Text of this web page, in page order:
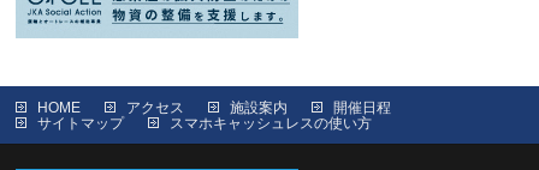
HOME アクセス 施設案内
開催日程
サイトマップ
スマホキャッシュレスの使い方